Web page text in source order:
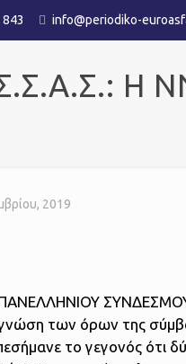
info@periodiko-
Η
2019
των όρων της
το γεγονός ότι